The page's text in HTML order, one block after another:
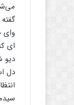
وای‌
ای‌
دیو
دل‌